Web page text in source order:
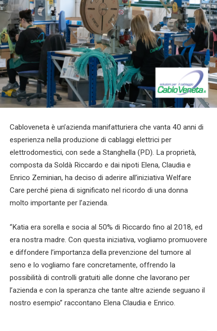
Cabloveneta è un’azienda manifatturiera che vanta 40 anni di
esperienza nella produzione di cablaggi elettrici per
elettrodomestici, con sede a Stanghella (PD). La proprietà,
composta da Soldà Riccardo e dai nipoti Elena, Claudia e
Enrico Zeminian, ha deciso di aderire all’iniziativa Welfare
Care perché piena di significato nel ricordo di una donna
molto importante per l’azienda.
“Katia era sorella e socia al 50% di Riccardo fino al 2018, ed
era nostra madre. Con questa iniziativa, vogliamo promuovere
e diffondere l’importanza della prevenzione del tumore al
seno e lo vogliamo fare concretamente, offrendo la
possibilità di controlli gratuiti alle donne che lavorano per
l’azienda e con la speranza che tante altre aziende seguano il
nostro esempio” raccontano Elena Claudia e Enrico.